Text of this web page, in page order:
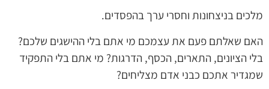
מלכים בניצחונות וחסרי ערך בהפסדים.
האם שאלתם פעם את עצמכם מי אתם בלי ההישגים שלכם?
בלי הציונים, התארים, הכסף, הדרגות? מי אתם בלי התפקיד
שמגדיר אתכם כבני אדם מצליחים?